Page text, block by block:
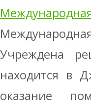
Учреждена
находится в
оказание